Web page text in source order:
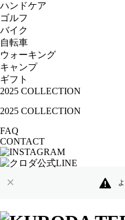
ハンドケア
ゴルフ
バイク
自転車
ウォーキング
キャンプ
ギフト
2025 COLLECTION
2025 COLLECTION
FAQ
CONTACT